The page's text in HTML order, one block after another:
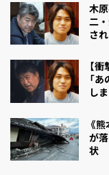
木
二
され
【
「
しま
《
が
状